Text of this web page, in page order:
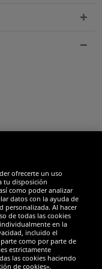
ofrecerte un uso
tu disposición
como poder analizar
datos con la ayuda de
personalizada. Al hacer
de todas las cookies
en la
incluido el
como por parte de
estrictamente
las cookies haciendo
de cookies».